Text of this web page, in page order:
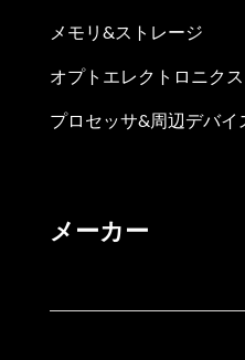
メモリ&ストレージ
オプトエレクトロニクス
プロセッサ&周辺デバイ
メーカー